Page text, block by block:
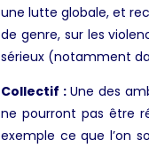
une lutte globale, et
de genre, sur les
sérieux (notamment
Collectif : Une des
ne pourront pas être
exemple ce que l’on